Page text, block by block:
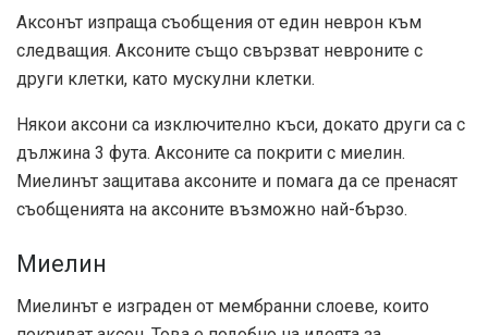
Аксонът изпраща съобщения от един неврон към
следващия. Аксоните също свързват невроните с
други клетки, като мускулни клетки.
Някои аксони са изключително къси, докато други са с
дължина 3 фута. Аксоните са покрити с миелин.
Миелинът защитава аксоните и помага да се пренасят
съобщенията на аксоните възможно най-бързо.
Миелин
Миелинът е изграден от мембранни слоеве, които